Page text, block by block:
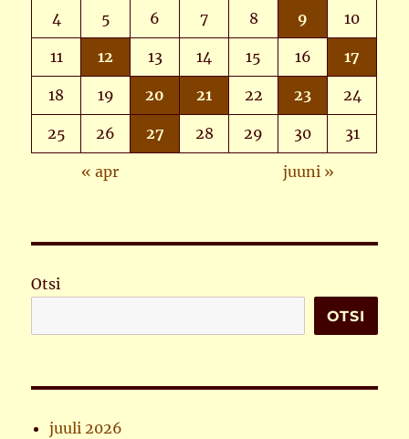
4 5 6 7 8 9 10
11 12 13 14 15 16 17
18 19 20 21 22 23 24
25 26 27 28 29 30 31
« apr juuni »
Otsi
OTSI
juuli 2026